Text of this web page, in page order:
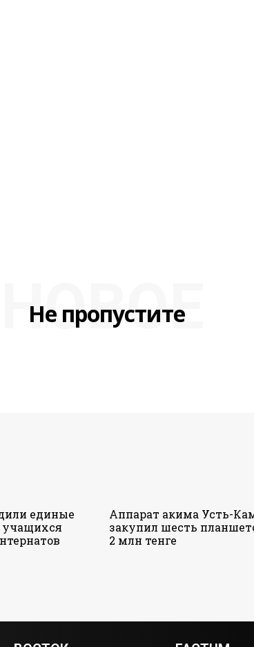
Не пропустите
НОВОЕ
единые
Аппарат акима Усть-
закупил шесть
2 млн тенге